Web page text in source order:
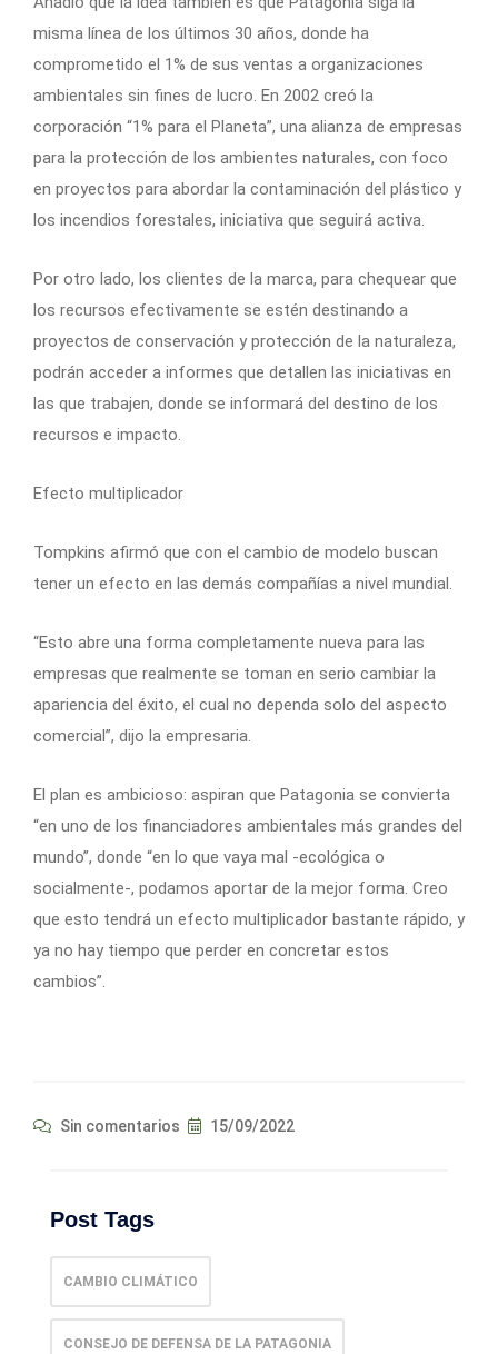
misma línea de los últimos 30 años, donde ha
comprometido el 1% de sus ventas a organizaciones
ambientales sin fines de lucro. En 2002 creó la
corporación “1% para el Planeta”, una alianza de empresas
para la protección de los ambientes naturales, con foco
en proyectos para abordar la contaminación del plástico y
los incendios forestales, iniciativa que seguirá activa.
Por otro lado, los clientes de la marca, para chequear que
los recursos efectivamente se estén destinando a
proyectos de conservación y protección de la naturaleza,
podrán acceder a informes que detallen las iniciativas en
las que trabajen, donde se informará del destino de los
recursos e impacto.
Efecto multiplicador
Tompkins afirmó que con el cambio de modelo buscan
tener un efecto en las demás compañías a nivel mundial.
“Esto abre una forma completamente nueva para las
empresas que realmente se toman en serio cambiar la
apariencia del éxito, el cual no dependa solo del aspecto
comercial”, dijo la empresaria.
El plan es ambicioso: aspiran que Patagonia se convierta
“en uno de los financiadores ambientales más grandes del
mundo”, donde “en lo que vaya mal -ecológica o
socialmente-, podamos aportar de la mejor forma. Creo
que esto tendrá un efecto multiplicador bastante rápido, y
ya no hay tiempo que perder en concretar estos
cambios”.
Sin comentarios 15/09/2022
Post Tags
CAMBIO CLIMÁTICO
CONSEJO DE DEFENSA DE LA PATAGONIA